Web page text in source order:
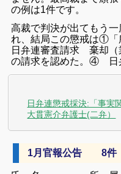
の例は1件です。
高裁で判決が出てもう
れ、結局この懲戒は①
日弁連審査請求 棄却
の請求を認めた。④ 日
日弁連懲戒採決:「事実
大貫憲介弁護士(二弁）
1月官報公告 8件